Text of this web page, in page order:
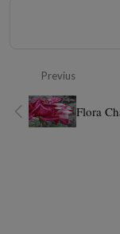
Previus
Flora